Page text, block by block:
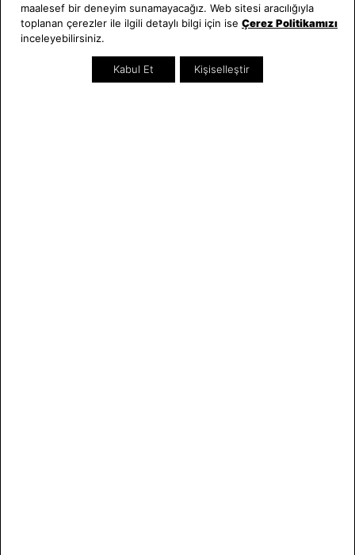
Saat ve Saat
Hakkımızda
Kategoriler
Kadın Saat
Tüm Ürünler
maalesef bir deneyim sunamayacağız. Web sitesi aracılığıyla
toplanan çerezler ile ilgili detaylı bilgi için ise Çerez Politikamızı
inceleyebilirsiniz.
Kabul Et Kişiselleştir